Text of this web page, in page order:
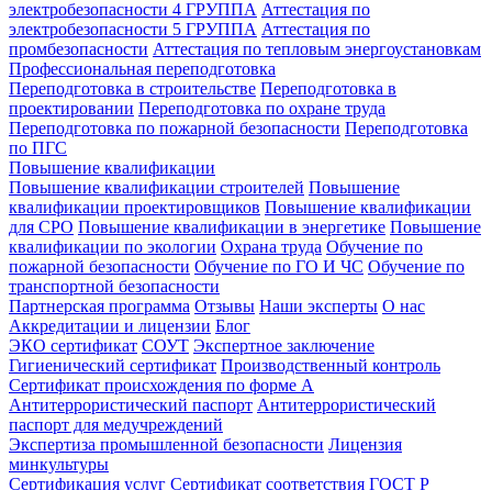
электробезопасности 4 ГРУППА Аттестация по
электробезопасности 5 ГРУППА Аттестация по
промбезопасности Аттестация по тепловым энергоустановкам
Профессиональная переподготовка
Переподготовка в строительстве Переподготовка в
проектировании Переподготовка по охране труда
Переподготовка по пожарной безопасности Переподготовка
по ПГС
Повышение квалификации
Повышение квалификации строителей Повышение
квалификации проектировщиков Повышение квалификации
для СРО Повышение квалификации в энергетике Повышение
квалификации по экологии Охрана труда Обучение по
пожарной безопасности Обучение по ГО И ЧС Обучение по
транспортной безопасности
Партнерская программа Отзывы Наши эксперты О нас
Аккредитации и лицензии Блог
ЭКО сертификат СОУТ Экспертное заключение
Гигиенический сертификат Производственный контроль
Сертификат происхождения по форме А
Антитеррористический паспорт Антитеррористический
паспорт для медучреждений
Экспертиза промышленной безопасности Лицензия
минкультуры
Сертификация услуг Сертификат соответствия ГОСТ Р